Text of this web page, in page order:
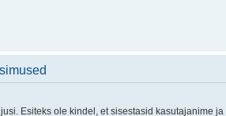
Esiteks ole kindel, et sisestasid kasutajanime